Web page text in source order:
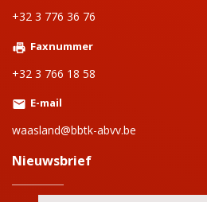
+32 3 776 36 76
Faxnummer
+32 3 766 18 58
E-mail
waasland@bbtk-abvv.be
Nieuwsbrief